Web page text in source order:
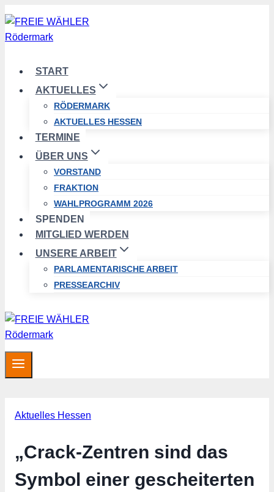
Zum
Inhalt
springen
START
AKTUELLES
RÖDERMARK
AKTUELLES HESSEN
TERMINE
ÜBER UNS
VORSTAND
FRAKTION
WAHLPROGRAMM 2026
SPENDEN
MITGLIED WERDEN
UNSERE ARBEIT
PARLAMENTARISCHE ARBEIT
PRESSEARCHIV
Aktuelles Hessen
„Crack-Zentren sind das
Symbol einer gescheiterten